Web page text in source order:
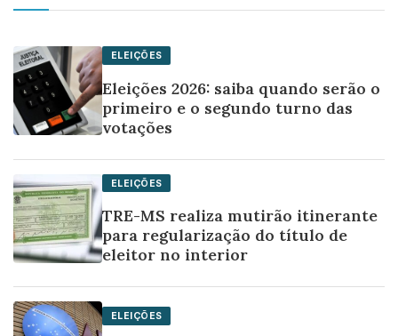
ELEIÇÕES
Eleições 2026: saiba quando serão o
primeiro e o segundo turno das
votações
ELEIÇÕES
TRE-MS realiza mutirão itinerante
para regularização do título de
eleitor no interior
ELEIÇÕES